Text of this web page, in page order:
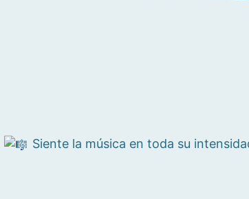
Siente la música en toda su